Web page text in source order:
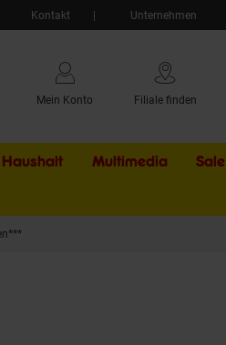
Kontakt Unternehmen
Mein Konto Filiale finden
Haushalt Multimedia Sale